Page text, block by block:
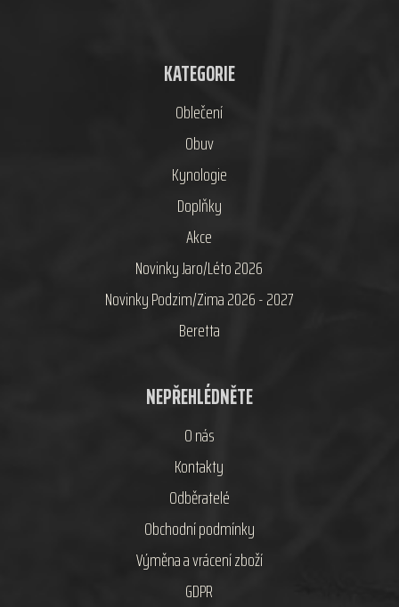
KATEGORIE
Oblečení
Obuv
Kynologie
Doplňky
Akce
Novinky Jaro/Léto 2026
Novinky Podzim/Zima 2026 - 2027
Beretta
NEPŘEHLÉDNĚTE
O nás
Kontakty
Odběratelé
Obchodní podmínky
Výměna a vrácení zboží
GDPR